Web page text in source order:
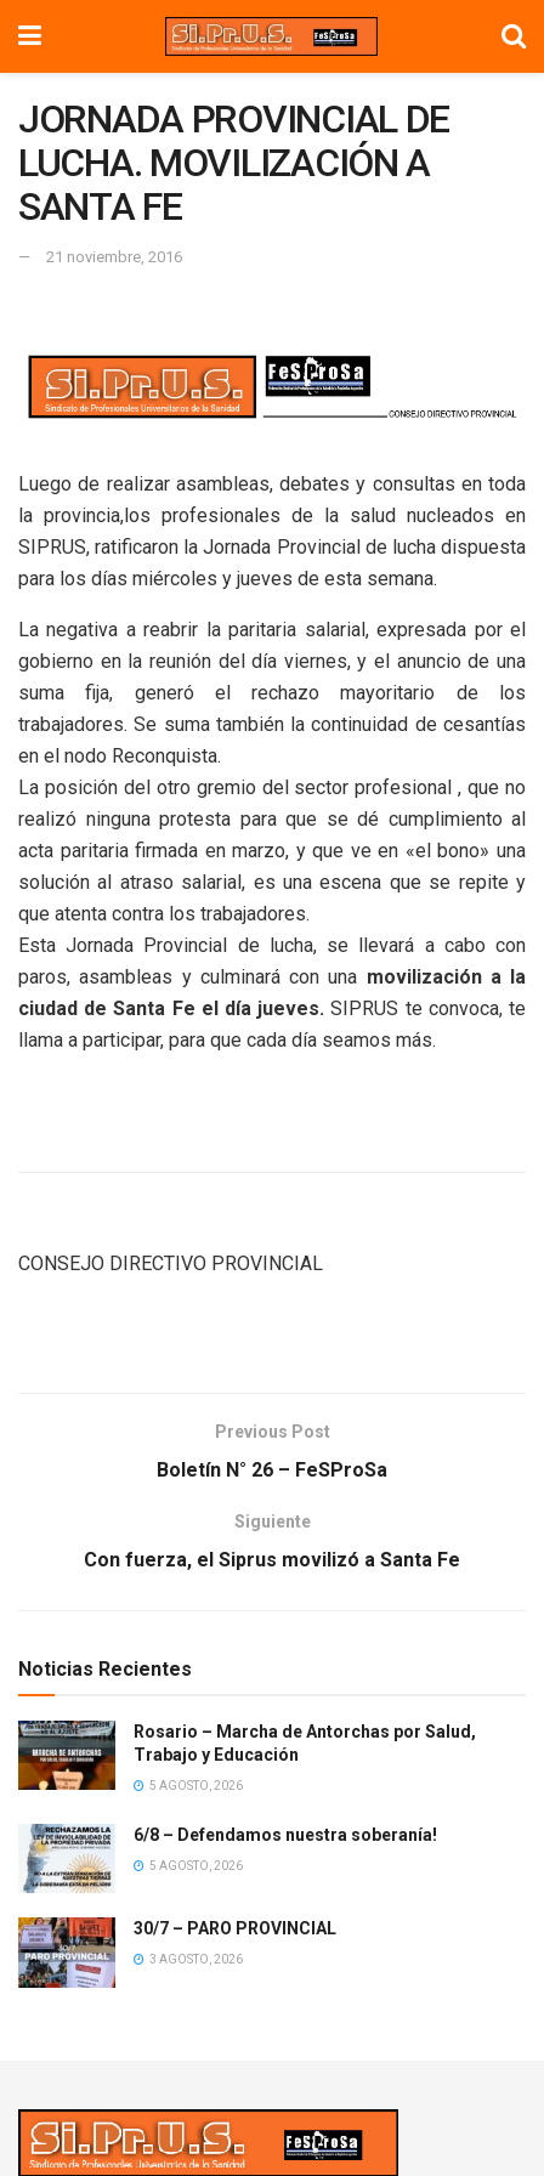
JORNADA PROVINCIAL DE
LUCHA. MOVILIZACIÓN A
SANTA FE
21 noviembre, 2016
Luego de realizar asambleas, debates y consultas en toda
la provincia,los profesionales de la salud nucleados en
SIPRUS, ratificaron la Jornada Provincial de lucha dispuesta
para los días miércoles y jueves de esta semana.
La negativa a reabrir la paritaria salarial, expresada por el
gobierno en la reunión del día viernes, y el anuncio de una
suma fija, generó el rechazo mayoritario de los
trabajadores. Se suma también la continuidad de cesantías
en el nodo Reconquista.
La posición del otro gremio del sector profesional , que no
realizó ninguna protesta para que se dé cumplimiento al
acta paritaria firmada en marzo, y que ve en «el bono» una
solución al atraso salarial, es una escena que se repite y
que atenta contra los trabajadores.
Esta Jornada Provincial de lucha, se llevará a cabo con
paros, asambleas y culminará con una movilización a la
ciudad de Santa Fe el día jueves. SIPRUS te convoca, te
llama a participar, para que cada día seamos más.
CONSEJO DIRECTIVO PROVINCIAL
Previous Post
Boletín N° 26 – FeSProSa
Siguiente
Con fuerza, el Siprus movilizó a Santa Fe
Noticias Recientes
Rosario – Marcha de Antorchas por Salud,
Trabajo y Educación
5 AGOSTO, 2026
6/8 – Defendamos nuestra soberanía!
5 AGOSTO, 2026
30/7 – PARO PROVINCIAL
3 AGOSTO, 2026